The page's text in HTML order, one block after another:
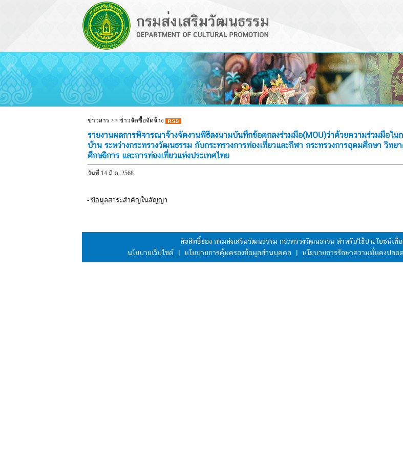
ข่าวสาร >> ข่าวจัดซื้อจัดจ้าง
รายงานผลการพิจารณาจ้างจัดงานพิธีลงนามบันทึกข้อตกลงร่วมมือ(MOU)ว่าด้วยความร่วมมือใ
บ้าน ระหว่างกระทรวงวัฒนธรรม กับกระทรวงการท่องเที่ยวและกีฬา กระทรวงการอุดมศึกษา วิท
ศึกษธิการ และการท่องเที่ยวแห่งประเทศไทย
วันที่ 14 มี.ค. 2568
- ข้อมูลสาระสำคัญในสัญญา
ลิขสิทธิ์ของ กรมส่งเสริมวัฒนธรรม กระทรวงวัฒนธรรม สำหรับใช้ประโยชน์เ
นโยบายเว็บไซต์
| นโยบายการคุ้มครองข้อมูลส่วนบุคคล | นโยบายการรักษาความมั่นคงปลอ